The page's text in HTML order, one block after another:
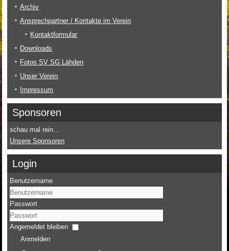
Archiv
Ansprechpartner / Kontakte im Verein
Kontaktformular
Downloads
Fotos SV SG Lähden
Unser Verein
Impressum
Sponsoren
schau mal rein...
Unsere Sponsoren
Login
Benutzername
Passwort
Angemeldet bleiben
Anmelden